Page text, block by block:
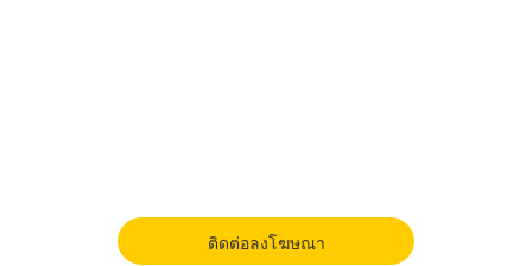
ติดต่อลงโฆษณา